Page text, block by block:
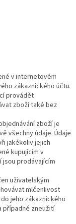
v internetovém
zákaznického účtu.
provádět
zboží také bez
zboží je
všechny údaje. Údaje
jakékoliv jejich
kupujícím v
jsou prodávajícím
uživatelským
mlčenlivost
jeho zákaznického
případné zneužití